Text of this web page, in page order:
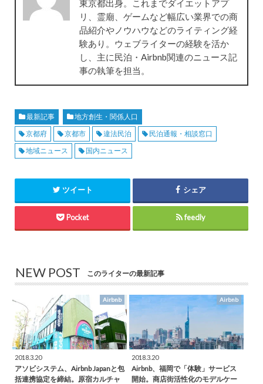
東京都出身。これまでダイエットアプ
リ、霊廟、ゲームなど幅広い業界での商
品紹介やノウハウなどのライティング経
験あり。ウェブライターの経験を活か
し、主に民泊・Airbnb関連のニュース記
事の執筆を担当。
最新記事
地方創生・関係人口
京都府
京都市 違法民泊
民泊通報・相談窓口
地域ニュース
国内ニュース
ツイート シェア
Pocket feedly
NEW POST このライターの最新記事
Airbnb
2018.3.20
アソビシステム、Airbnb Japanと包
括連携協定を締結。原宿カルチャ
Airbnb
2018.3.20
Airbnb、福岡で「体験」サービス
開始。商店街活性化のモデルケー